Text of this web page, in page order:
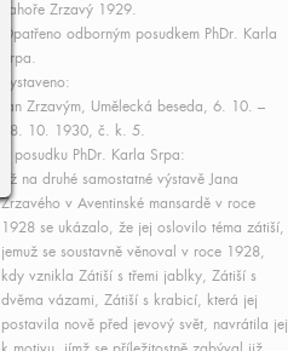
nahoře Zrzavý 1929.
Opatřeno odborným posudkem PhDr. Karla
Srpa.
Vystaveno:
Jan Zrzavým, Umělecká beseda, 6. 10. –
28. 10. 1930, č. k. 5.
Z posudku PhDr. Karla Srpa:
Již na druhé samostatné výstavě Jana
Zrzavého v Aventinské mansardě v roce
1928 se ukázalo, že jej oslovilo téma zátiší,
jemuž se soustavně věnoval v roce 1928,
kdy vznikla Zátiší s třemi jablky, Zátiší s
dvěma vázami, Zátiší s krabicí, která jej
postavila nově před jevový svět, navrátila jej